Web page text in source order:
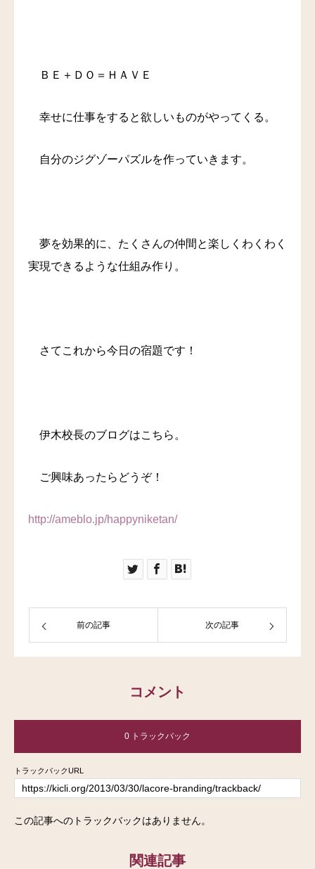
ＢＥ＋ＤＯ＝ＨＡＶＥ
幸せに仕事をすると欲しいものがやってくる。
自分のジグゾーパズルを作っていきます。
夢を効果的に、たくさんの仲間と楽しくわくわく
実現できるような仕組み作り。
さてこれから今日の宿題です！
伊木校長のブログはこちら。
ご興味あったらどうぞ！
http://ameblo.jp/happyniketan/
前の記事 次の記事
コメント
0 トラックバック
トラックバックURL
この記事へのトラックバックはありません。
関連記事